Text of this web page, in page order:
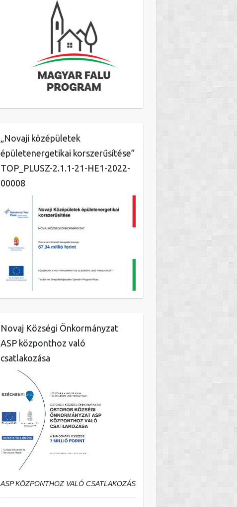
„Novaji középületek
épületenergetikai korszerűsítése”
TOP_PLUSZ-2.1.1-21-HE1-2022-
00008
Novaj Községi Önkormányzat
ASP központhoz való
csatlakozása
ASP KÖZPONTHOZ VALÓ CSATLAKOZÁS